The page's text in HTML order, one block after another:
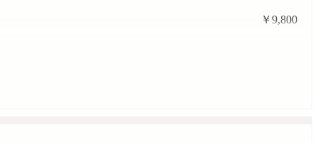
￥9,800